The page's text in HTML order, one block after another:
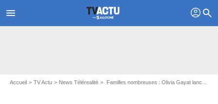
menu profil search
Accueil TV Actu News Télérealité Familles nombreuses : Olivia Gayat lance un e-shop, Camille Santoro passe commande !